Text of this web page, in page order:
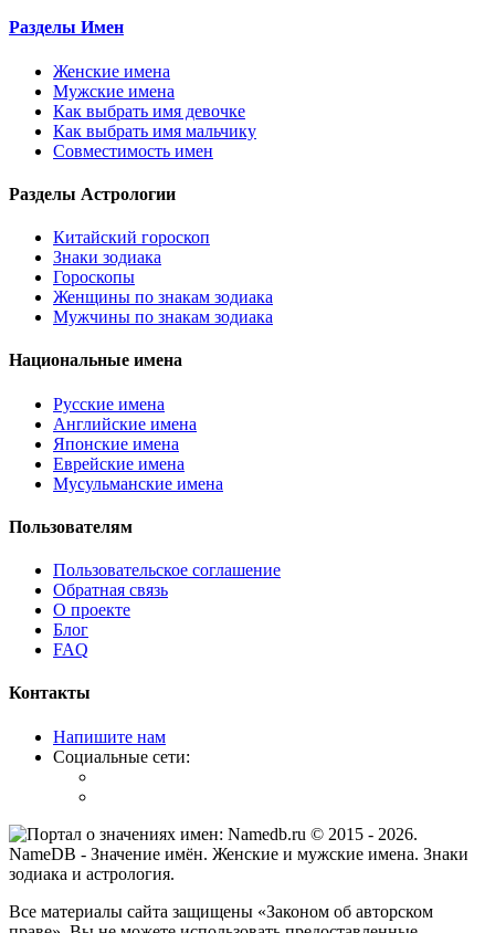
Разделы Имен
Женские имена
Мужские имена
Как выбрать имя девочке
Как выбрать имя мальчику
Совместимость имен
Разделы Астрологии
Китайский гороскоп
Знаки зодиака
Гороскопы
Женщины по знакам зодиака
Мужчины по знакам зодиака
Национальные имена
Русские имена
Английские имена
Японские имена
Еврейские имена
Мусульманские имена
Пользователям
Пользовательское соглашение
Обратная связь
О проекте
Блог
FAQ
Контакты
Напишите нам
Социальные сети:
© 2015 - 2026.
NameDB - Значение имён. Женские и мужские имена. Знаки
зодиака и астрология.
Все материалы сайта защищены «Законом об авторском